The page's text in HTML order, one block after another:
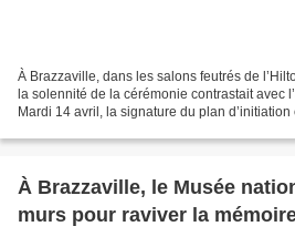
À Brazzaville, dans les salons feutrés de
la solennité de la cérémonie contrastait avec
Mardi 14 avril, la signature du plan
À Brazzaville, le Musée
murs pour raviver la